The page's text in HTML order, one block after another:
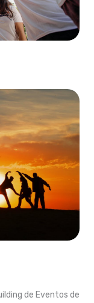
de Eventos de